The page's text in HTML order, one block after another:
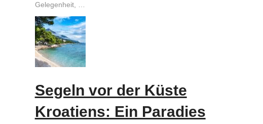
Gelegenheit, …
Segeln vor der Küste
Kroatiens: Ein Paradies